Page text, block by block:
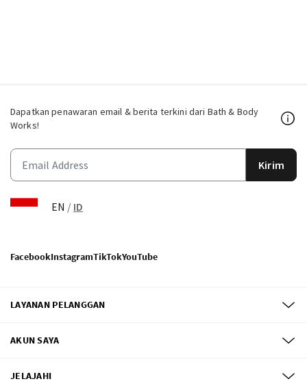
Dapatkan penawaran email & berita terkini dari Bath & Body
Works!
Kirim
EN / ID
FacebookInstagramTikTokYouTube
LAYANAN PELANGGAN
AKUN SAYA
JELAJAHI